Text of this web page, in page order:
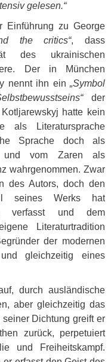
gelesen.“
Einführung zu George
the critics“, dass
des ukrainischen
Der in München
nennt ihn ein „Symbol
der
hatte kein
als Literatursprache
Sprache doch als
vom Zaren als
wahrgenommen. Zwar
des Autors, doch den
seines Werks hat
verfasst und dem
Literaturtradition
der modernen
gleichzeitig eines
durch ausländische
aber gleichzeitig das
Dichtung greift er
zurück, perpetuiert
und Freiheitskampf.